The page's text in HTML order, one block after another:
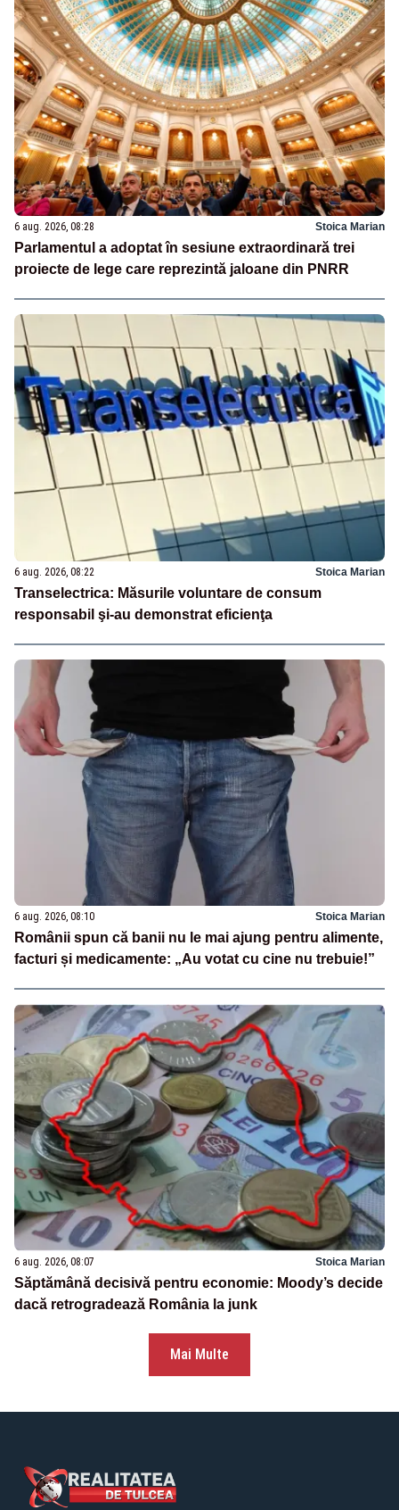
6 aug. 2026, 08:28 Stoica Marian
Parlamentul a adoptat în sesiune extraordinară trei
proiecte de lege care reprezintă jaloane din PNRR
6 aug. 2026, 08:22 Stoica Marian
Transelectrica: Măsurile voluntare de consum
responsabil şi-au demonstrat eficienţa
6 aug. 2026, 08:10 Stoica Marian
Românii spun că banii nu le mai ajung pentru alimente,
facturi și medicamente: „Au votat cu cine nu trebuie!”
6 aug. 2026, 08:07 Stoica Marian
Săptămână decisivă pentru economie: Moody’s decide
dacă retrogradează România la junk
Mai Multe